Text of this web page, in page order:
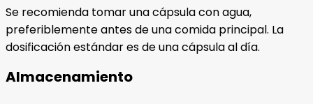
Se recomienda tomar una cápsula con agua,
preferiblemente antes de una comida principal. La
dosificación estándar es de una cápsula al día.
Almacenamiento